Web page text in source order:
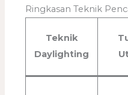
Ringkasan Teknik
Teknik
Daylighting